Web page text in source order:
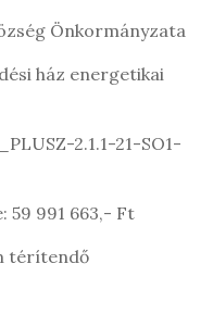
Önkormányzata
ház energetikai
2.1.1-21-SO1-
59 991 663,- Ft
térítendő